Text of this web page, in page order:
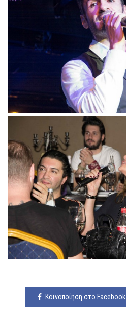
Κοινοποίηση στο Facebook